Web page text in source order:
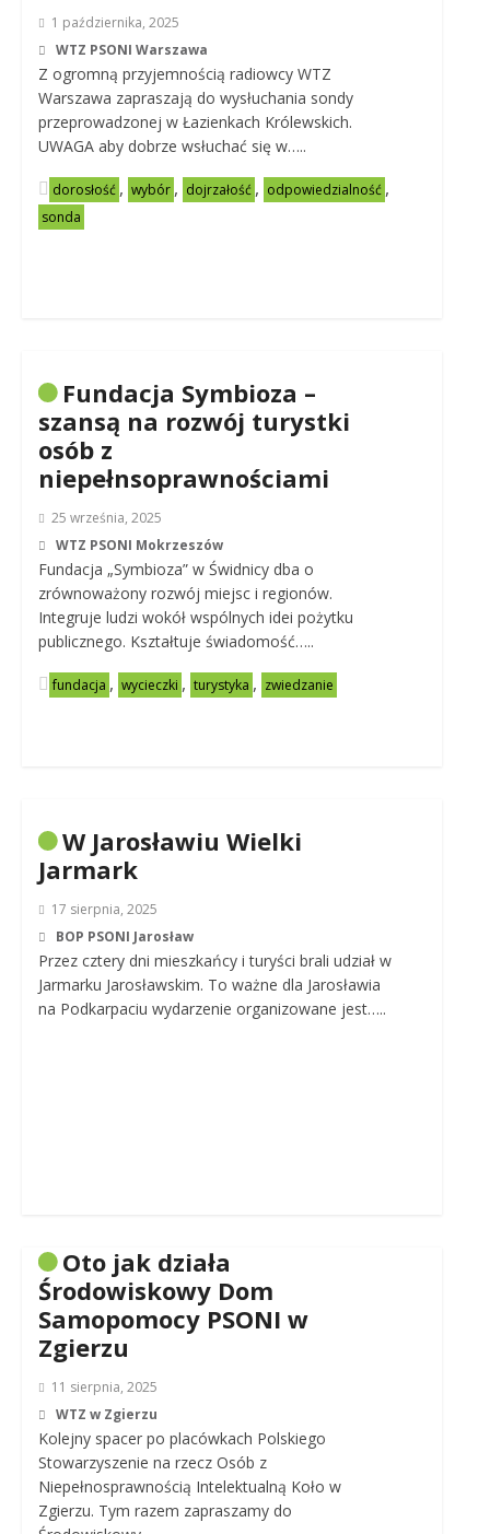
1 października, 2025
WTZ PSONI Warszawa
Z ogromną przyjemnością radiowcy WTZ
Warszawa zapraszają do wysłuchania sondy
przeprowadzonej w Łazienkach Królewskich.
UWAGA aby dobrze wsłuchać się w…..
dorosłość , wybór , dojrzałość , odpowiedzialność ,
sonda
Fundacja Symbioza –
szansą na rozwój turystki
osób z
niepełnsoprawnościami
25 września, 2025
WTZ PSONI Mokrzeszów
Fundacja „Symbioza” w Świdnicy dba o
zrównoważony rozwój miejsc i regionów.
Integruje ludzi wokół wspólnych idei pożytku
publicznego. Kształtuje świadomość…..
fundacja , wycieczki , turystyka , zwiedzanie
W Jarosławiu Wielki
Jarmark
17 sierpnia, 2025
BOP PSONI Jarosław
Przez cztery dni mieszkańcy i turyści brali udział w
Jarmarku Jarosławskim. To ważne dla Jarosławia
na Podkarpaciu wydarzenie organizowane jest…..
Oto jak działa
Środowiskowy Dom
Samopomocy PSONI w
Zgierzu
11 sierpnia, 2025
WTZ w Zgierzu
Kolejny spacer po placówkach Polskiego
Stowarzyszenie na rzecz Osób z
Niepełnosprawnością Intelektualną Koło w
Zgierzu. Tym razem zapraszamy do